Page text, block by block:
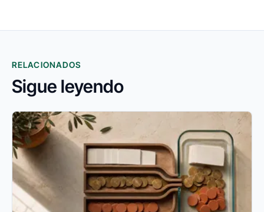
RELACIONADOS
Sigue leyendo